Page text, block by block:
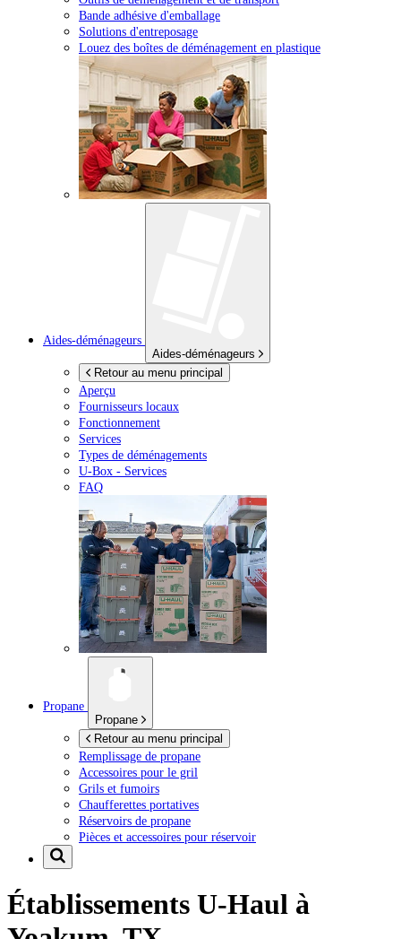
Bande adhésive d'emballage
Solutions d'entreposage
Louez des boîtes de déménagement en plastique
Aides-déménageurs
Aides-déménageurs
Retour au menu principal
Aperçu
Fournisseurs locaux
Fonctionnement
Services
Types de déménagements
U-Box - Services
FAQ
Propane
Propane
Retour au menu principal
Remplissage de propane
Accessoires pour le gril
Grils et fumoirs
Chaufferettes portatives
Réservoirs de propane
Pièces et accessoires pour réservoir
Établissements U-Haul à